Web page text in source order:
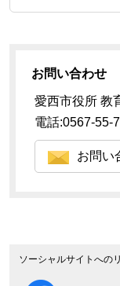
お問い合わせ
愛西市役所 教
電話:0567-55-
お問い
ソーシャルサイトへの